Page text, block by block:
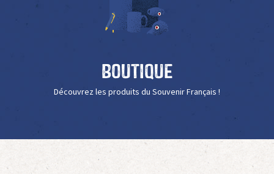
Boutique
Découvrez les produits du Souvenir Français !